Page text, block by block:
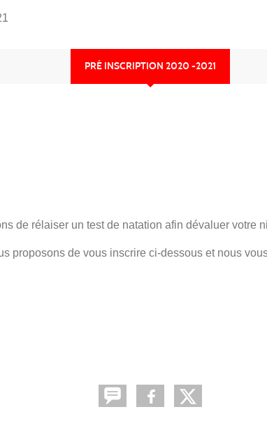
PRÉ INSCRIPTION 2020 -2021
de rélaiser un test de natation afin dévaluer votre
proposons de vous inscrire ci-dessous et nous